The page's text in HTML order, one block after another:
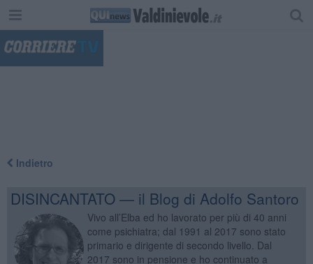
Indietro
DISINCANTATO — il Blog di Adolfo Santoro
Vivo all’Elba ed ho lavorato per più di 40 anni
come psichiatra; dal 1991 al 2017 sono stato
primario e dirigente di secondo livello. Dal
2017 sono in pensione e ho continuato a